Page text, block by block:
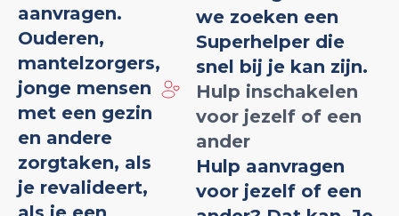
aanvragen.
Ouderen,
mantelzorgers,
jonge mensen
met een gezin
en andere
zorgtaken, als
je revalideert,
we zoeken een
Superhelper die
snel bij je kan zijn.
Hulp inschakelen
voor jezelf of een
ander
Hulp aanvragen
voor jezelf of een